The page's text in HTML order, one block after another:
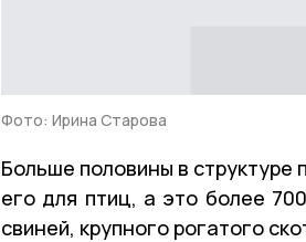
Фото: Ирина Старова
Больше половины в структуре
его для птиц, а это более
свиней, крупного рогатого